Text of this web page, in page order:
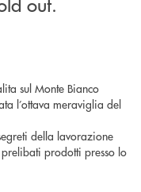
sul Monte Bianco
l’ottava meraviglia del
della lavorazione
prodotti presso lo